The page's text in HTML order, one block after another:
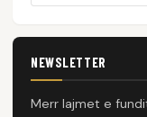
NEWSLETTER
Merr lajmet e